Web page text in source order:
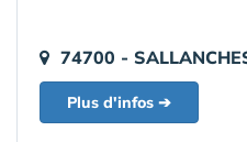
74700 -
Plus d'infos ➔